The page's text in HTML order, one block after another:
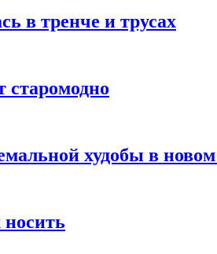
в тренче и трусах
старомодно
худобы в